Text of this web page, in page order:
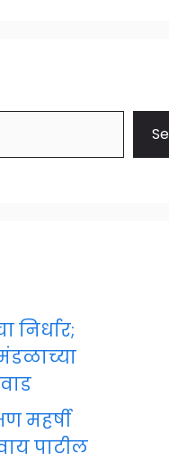
निर्धार;
महर्षी
पाटील